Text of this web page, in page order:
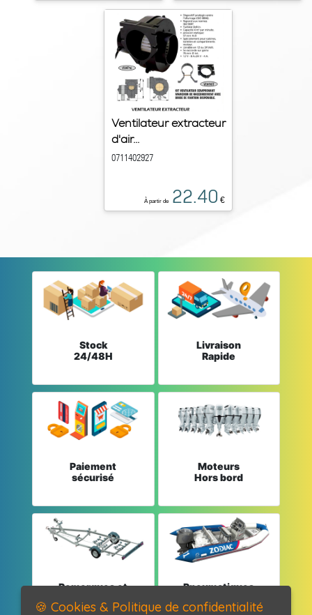
Ventilateur extracteur
d'air...
0711402927
À partir de 22.40 €
Stock
24/48H
Livraison
Rapide
Paiement
sécurisé
Moteurs
Hors bord
Remorques et
Pneumatiques
🍪 Cookies & Politique de confidentialité